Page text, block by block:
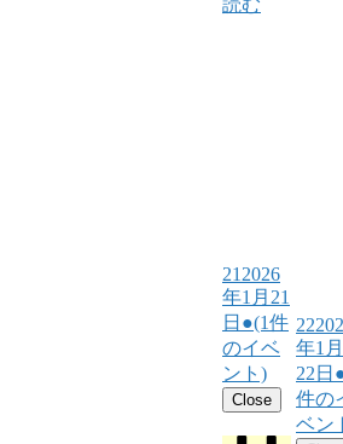
読む
21 2026
年1月21
日 ●(1件
のイベ
ント)
Close
22
年1月
22日
件の
ベン